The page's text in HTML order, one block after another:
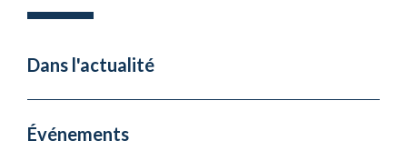
Dans l'actualité
Événements